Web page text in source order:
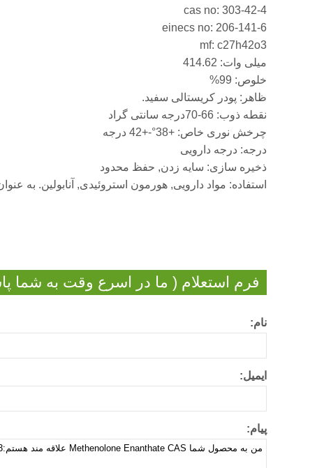
cas no: 303-42-4
einecs no: 206-141-6
mf: c27h42o3
میلی وات: 414.62
خلوص: 99%
ظاهر: پودر کریستالی سفید.
نقطه ذوب: 66-70درجه سانتی گراد
چرخش نوری خاص: +38°-+42 درجه
درجه: درجه دارویی
ذخیره سازی: سایه زدن, حفظ محدود
استفاده: مواد دارویی, هورمون استروئیدی, آنابولین. به
فرم استعلام ( ما در اسرع وقت به شما
نام:
ایمیل:
پیام: